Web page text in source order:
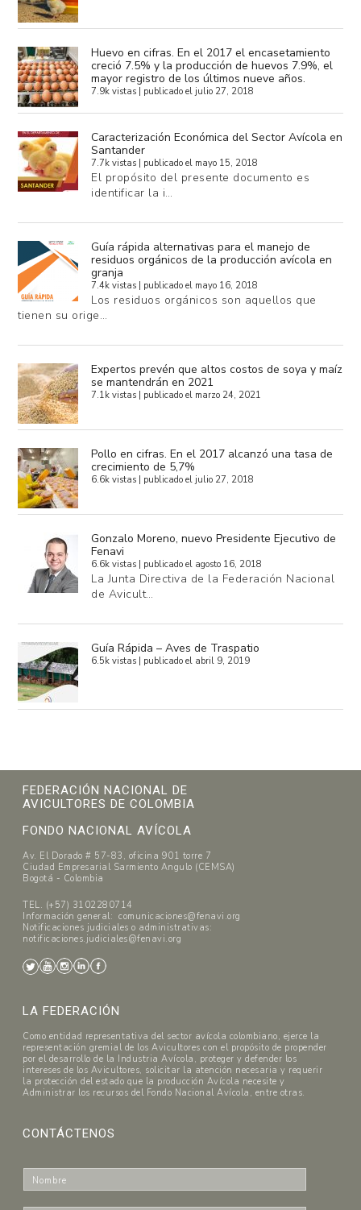
Huevo en cifras. En el 2017 el encasetamiento
creció 7.5% y la producción de huevos 7.9%, el
mayor registro de los últimos nueve años.
7.9k vistas publicado el julio 27, 2018
Caracterización Económica del Sector Avícola en
Santander
7.7k vistas publicado el mayo 15, 2018
El propósito del presente documento es
identificar la i…
Guía rápida alternativas para el manejo de
residuos orgánicos de la producción avícola en
granja
7.4k vistas publicado el mayo 16, 2018
Los residuos orgánicos son aquellos que
tienen su orige…
Expertos prevén que altos costos de soya y maíz
se mantendrán en 2021
7.1k vistas publicado el marzo 24, 2021
Pollo en cifras. En el 2017 alcanzó una tasa de
crecimiento de 5,7%
6.6k vistas publicado el julio 27, 2018
Gonzalo Moreno, nuevo Presidente Ejecutivo de
Fenavi
6.6k vistas publicado el agosto 16, 2018
La Junta Directiva de la Federación Nacional
de Avicult…
Guía Rápida – Aves de Traspatio
6.5k vistas publicado el abril 9, 2019
FEDERACIÓN NACIONAL DE
AVICULTORES DE COLOMBIA
FONDO NACIONAL AVÍCOLA
Av. El Dorado # 57-83, oficina 901 torre 7
Ciudad Empresarial Sarmiento Angulo (CEMSA)
Bogotá - Colombia
TEL. (+57) 3102280714
Información general: comunicaciones@fenavi.org
Notificaciones judiciales o administrativas:
notificaciones.judiciales@fenavi.org
LA FEDERACIÓN
Como entidad representativa del sector avícola colombiano, ejerce la
representación gremial de los Avicultores con el propósito de propender
por el desarrollo de la Industria Avícola, proteger y defender los
intereses de los Avicultores, solicitar la atención necesaria y requerir
la protección del estado que la producción Avícola necesite y
Administrar los recursos del Fondo Nacional Avícola, entre otras.
CONTÁCTENOS
o